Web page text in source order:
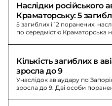
Наслідки російського
Краматорську: 5
5 загиблих і 12 поранених:
по середмістю Краматорська
Кількість загиблих в
зросла до 9
Унаслідок авіаудару по
зросла до 9. Дві особи